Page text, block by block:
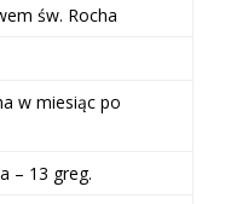
św. Rocha
w miesiąc po
– 13 greg.